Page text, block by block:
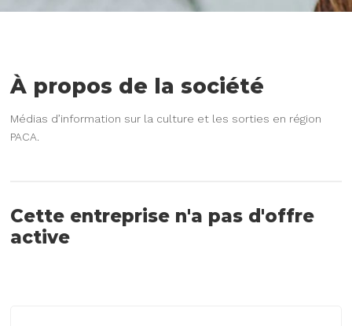
À propos de la société
Médias d’information sur la culture et les sorties en région
PACA.
Cette entreprise n'a pas d'offre
active